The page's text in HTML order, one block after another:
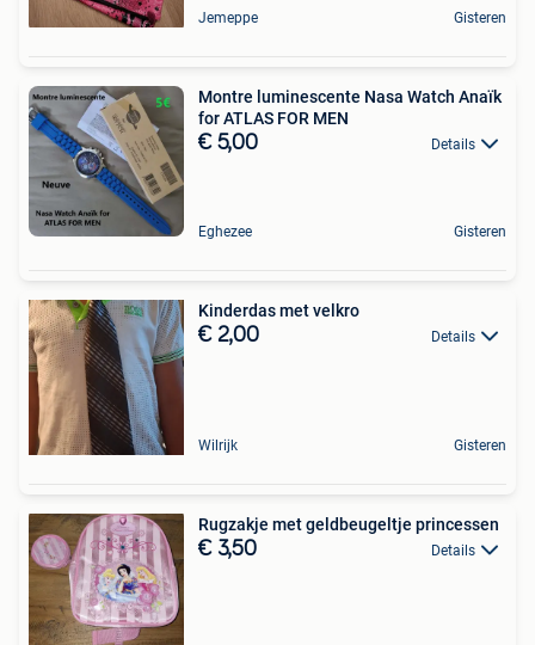
Jemeppe Gisteren
Montre luminescente Nasa Watch Anaïk
for ATLAS FOR MEN
€ 5,00 Details
Eghezee Gisteren
Kinderdas met velkro
€ 2,00 Details
Wilrijk Gisteren
Rugzakje met geldbeugeltje princessen
€ 3,50 Details